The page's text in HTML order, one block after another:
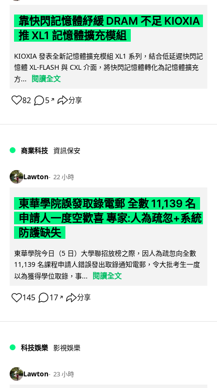
靠快閃記憶體紓緩 DRAM 不足 KIOXIA
推 XL1 記憶體擴充模組
KIOXIA 發表全新記憶體擴充模組 XL1 系列，結合低延遲快閃記
憶體 XL-FLASH 與 CXL 介面，將快閃記憶體轉化為記憶體擴充
方...
閱讀全文
82 5 ↗ 分享
商業科技 資訊保安
Lawton 22 小時
東華學院誤發取錄電郵 全數 11,139 名
申請人一度空歡喜 專家:人為疏忽+系統
防護缺失
東華學院今日（5 日）大學聯招放榜之際，因人為疏忽向全數
11,139 名課程申請人錯誤發出取錄通知電郵，令大批考生一度
以為獲得學位取錄，事...
閱讀全文
145 17 ↗ 分享
科技娛樂 影視娛樂
Lawton 23 小時